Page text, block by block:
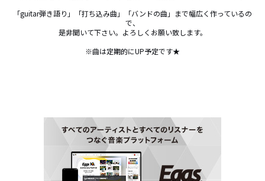
「guitar弾き語り」「打ち込み曲」「バンドの曲」まで幅広く作っているの
で、
是非聞いて下さい。よろしくお願い致します。
※曲は定期的にUP予定です★